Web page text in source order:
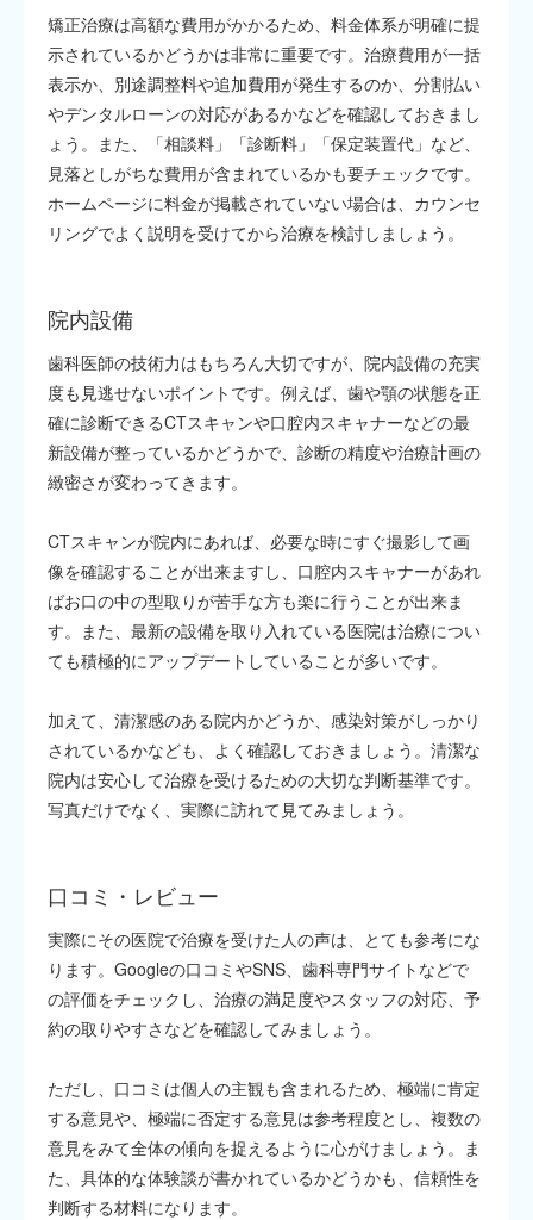
矯正治療は高額な費用がかかるため、料金体系が明確に提
示されているかどうかは非常に重要です。治療費用が一括
表示か、別途調整料や追加費用が発生するのか、分割払い
やデンタルローンの対応があるかなどを確認しておきまし
ょう。また、「相談料」「診断料」「保定装置代」など、
見落としがちな費用が含まれているかも要チェックです。
ホームページに料金が掲載されていない場合は、カウンセ
リングでよく説明を受けてから治療を検討しましょう。
院内設備
歯科医師の技術力はもちろん大切ですが、院内設備の充実
度も見逃せないポイントです。例えば、歯や顎の状態を正
確に診断できるCTスキャンや口腔内スキャナーなどの最
新設備が整っているかどうかで、診断の精度や治療計画の
緻密さが変わってきます。
CTスキャンが院内にあれば、必要な時にすぐ撮影して画
像を確認することが出来ますし、口腔内スキャナーがあれ
ばお口の中の型取りが苦手な方も楽に行うことが出来ま
す。また、最新の設備を取り入れている医院は治療につい
ても積極的にアップデートしていることが多いです。
加えて、清潔感のある院内かどうか、感染対策がしっかり
されているかなども、よく確認しておきましょう。清潔な
院内は安心して治療を受けるための大切な判断基準です。
写真だけでなく、実際に訪れて見てみましょう。
口コミ・レビュー
実際にその医院で治療を受けた人の声は、とても参考にな
ります。Googleの口コミやSNS、歯科専門サイトなどで
の評価をチェックし、治療の満足度やスタッフの対応、予
約の取りやすさなどを確認してみましょう。
ただし、口コミは個人の主観も含まれるため、極端に肯定
する意見や、極端に否定する意見は参考程度とし、複数の
意見をみて全体の傾向を捉えるように心がけましょう。ま
た、具体的な体験談が書かれているかどうかも、信頼性を
判断する材料になります。